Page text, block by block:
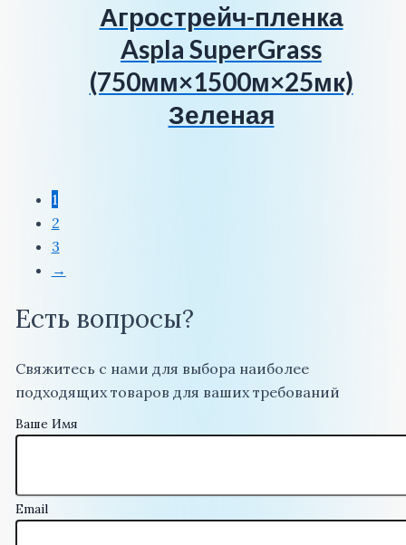
Агрострейч-пленка
Aspla SuperGrass
(750мм×1500м×25мк)
Зеленая
1
2
3
→
Есть вопросы?
Свяжитесь с нами для выбора наиболее
подходящих товаров для ваших требований
Ваше Имя
Email